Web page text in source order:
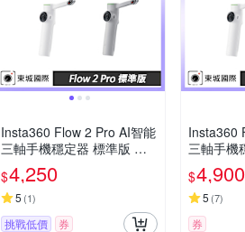
Insta360 Flow 2 Pro AI智能
三軸手機穩定器 標準版 東
城代理公司貨
$4,250
5 (1)
挑戰低價 券
Insta360
三軸手機
城代理公
$4,900
5 (7)
券